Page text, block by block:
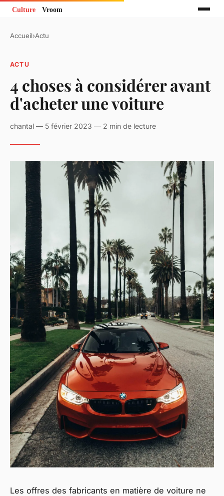
Accueil›Actu
ACTU
4 choses à considérer avant
d'acheter une voiture
chantal — 5 février 2023 — 2 min de lecture
Les offres des fabricants en matière de voiture ne